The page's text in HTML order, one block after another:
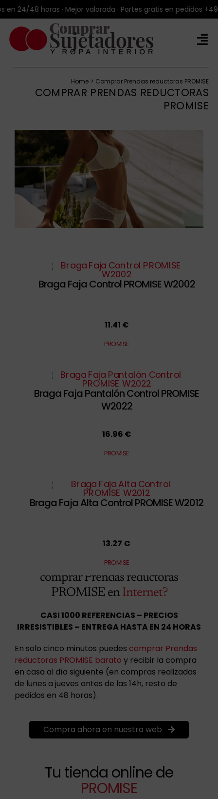
Saltar
al
contenido
48 horas · Mejor valorada · Portes gratis en pedidos +49€ ·
Tienda Online
Productos
Blog
Sobre Talla100®
Home Comprar Prendas reductoras PROMISE
COMPRAR PRENDAS REDUCTORAS
PROMISE
¿Buscando la mejor
comprar Prendas reductoras
PROMISE enInternet?
CASI 1000 REFERENCIAS – PRECIOS
IRRESISTIBLES – ENTREGA HASTA EN 24 HORAS
En solo cinco minutos puedes comprar Prendas
reductoras PROMISE barato y recibir la compra
en casa al día siguiente (en compras realizadas
de lunes a jueves antes de las 14h, resto de
pedidos en 48 horas).
Compra ahora en nuestra web
Braga Faja Control PROMISE W2002
11.41 €
PROMISE
Braga Faja Pantalón Control PROMISE
W2022
16.96 €
PROMISE
Braga Faja Alta Control PROMISE W2012
13.27 €
PROMISE
Tu tienda online de
PROMISE